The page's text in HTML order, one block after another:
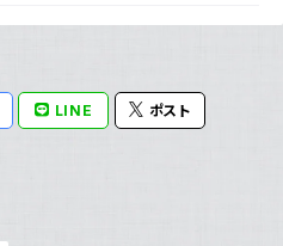
LINE ポスト